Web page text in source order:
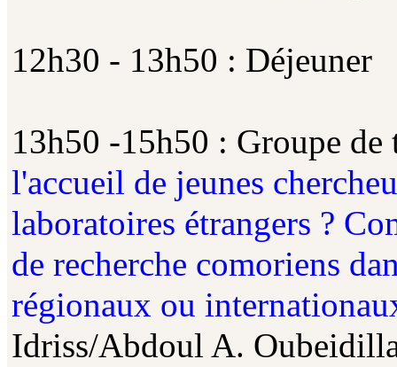
12h30 - 13h50 : Déjeuner
13h50 -15h50 : Groupe
l'accueil de jeunes
laboratoires étrangers ?
de recherche comoriens
régionaux ou
Idriss/Abdoul A.